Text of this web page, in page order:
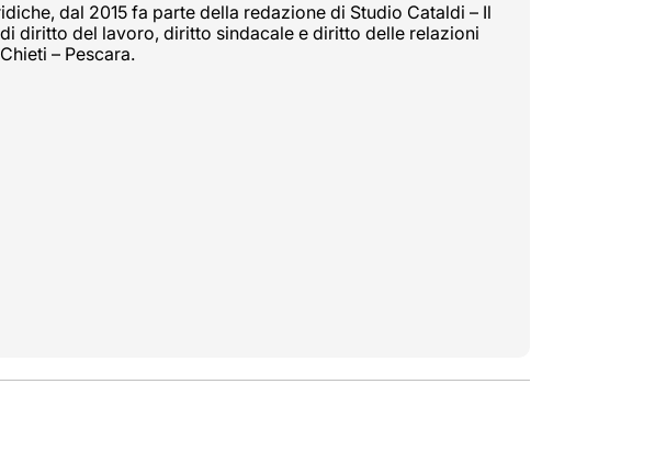
dal 2015 fa parte della redazione di Studio Cataldi – Il
diritto del lavoro, diritto sindacale e diritto delle relazioni
– Pescara.